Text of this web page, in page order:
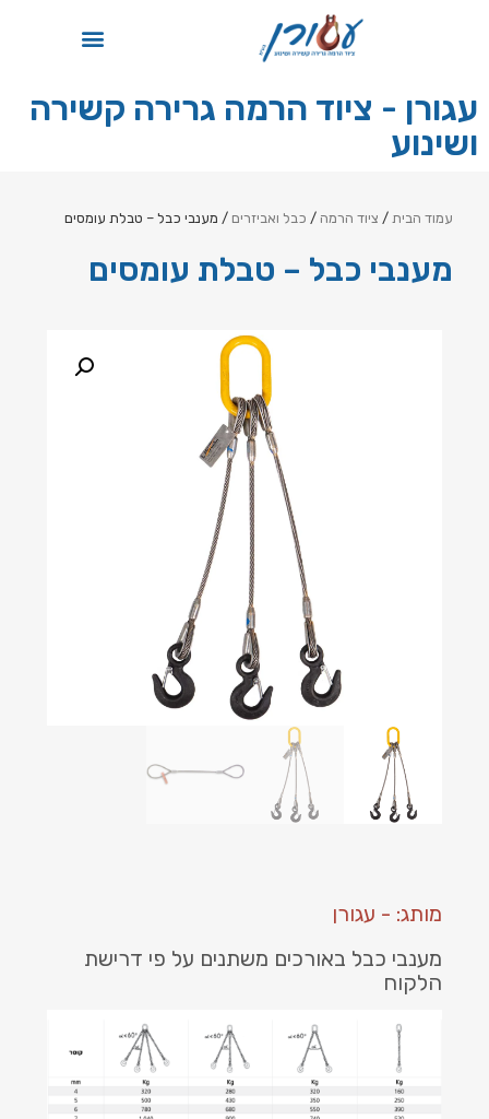
עגורן - ציוד הרמה גרירה קשירה
ושינוע
עמוד הבית / ציוד הרמה / כבל ואביזרים / מענבי כבל – טבלת עומסים
מענבי כבל – טבלת עומסים
מותג: - עגורן
מענבי כבל באורכים משתנים על פי דרישת
הלקוח